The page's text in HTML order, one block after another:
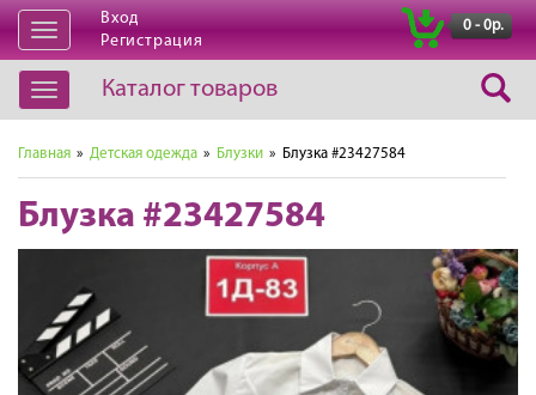
Открыть
навигацию
Вход
Регистрация
0 - 0р.
Открыть
навигацию
Каталог товаров
Главная » Детская одежда » Блузки » Блузка #23427584
Блузка #23427584